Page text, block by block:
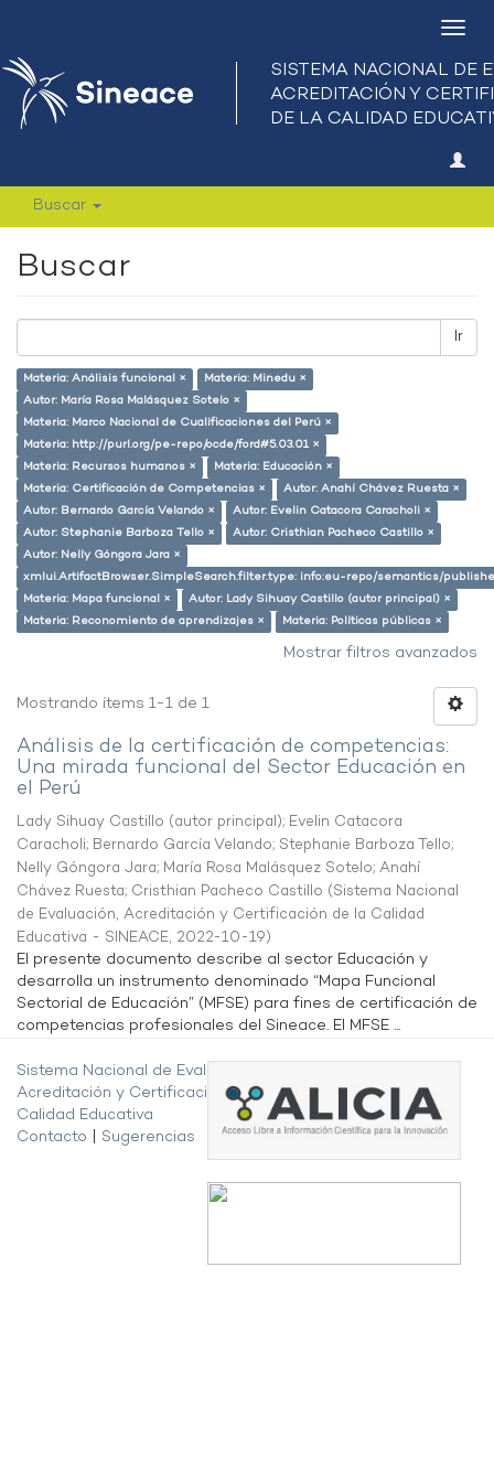
Buscar
Buscar
Ir
Materia: Análisis funcional ×
Materia: Minedu ×
Autor: María Rosa Malásquez Sotelo ×
Materia: Marco Nacional de Cualificaciones del Perú ×
Materia: http://purl.org/pe-repo/ocde/ford#5.03.01 ×
Materia: Recursos humanos ×
Materia: Educación ×
Materia: Certificación de Competencias ×
Autor: Anahí Chávez Ruesta ×
Autor: Bernardo García Velando ×
Autor: Evelin Catacora Caracholi ×
Autor: Stephanie Barboza Tello ×
Autor: Cristhian Pacheco Castillo ×
Autor: Nelly Góngora Jara ×
xmlui.ArtifactBrowser.SimpleSearch.filter.type: info:eu-repo/semantics/
Materia: Mapa funcional ×
Autor: Lady Sihuay Castillo (autor principal) ×
Materia: Reconomiento de aprendizajes ×
Materia: Políticas públicas ×
Mostrar filtros avanzados
Mostrando ítems 1-1 de 1
Análisis de la certificación de competencias:
Una mirada funcional del Sector Educación en
el Perú
Lady Sihuay Castillo (autor principal); Evelin Catacora
Caracholi; Bernardo García Velando; Stephanie Barboza Tello;
Nelly Góngora Jara; María Rosa Malásquez Sotelo; Anahí
Chávez Ruesta; Cristhian Pacheco Castillo (Sistema Nacional
de Evaluación, Acreditación y Certificación de la Calidad
Educativa - SINEACE, 2022-10-19)
El presente documento describe al sector Educación y
desarrolla un instrumento denominado “Mapa Funcional
Sectorial de Educación” (MFSE) para fines de certificación de
competencias profesionales del Sineace. El MFSE ...
Sistema Nacional de Evaluación,
Acreditación y Certificación de la
Calidad Educativa
Contacto
Sugerencias